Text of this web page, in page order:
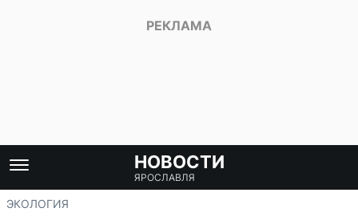
НОВОСТИ
ЯРОСЛАВЛЯ
ЭКОЛОГИЯ